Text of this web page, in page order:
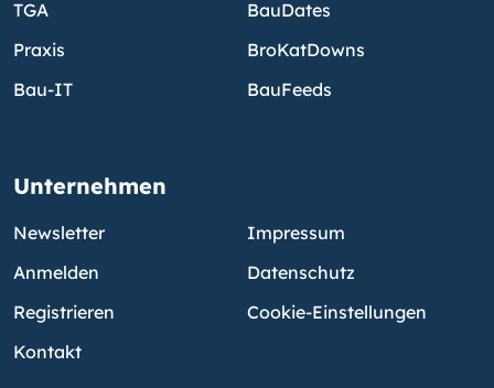
TGA
Praxis
Bau-IT
BauDates
BroKatDowns
BauFeeds
Unternehmen
Newsletter
Anmelden
Registrieren
Kontakt
Impressum
Datenschutz
Cookie-Einstellungen